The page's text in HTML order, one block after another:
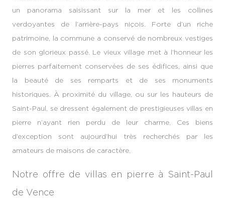
un panorama saisissant sur la mer et les collines
verdoyantes de l’arrière-pays niçois. Forte d’un riche
patrimoine, la commune a conservé de nombreux vestiges
de son glorieux passé. Le vieux village met à l’honneur les
pierres parfaitement conservées de ses édifices, ainsi que
la beauté de ses remparts et de ses monuments
historiques. À proximité du village, ou sur les hauteurs de
Saint-Paul, se dressent également de prestigieuses villas en
pierre n’ayant rien perdu de leur charme. Ces biens
d’exception sont aujourd’hui très recherchés par les
amateurs de maisons de caractère.
Notre offre de villas en pierre à Saint-Paul
de Vence